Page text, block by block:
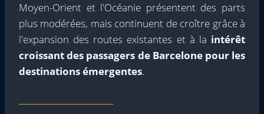
Moyen-Orient et l'Océanie présentent des parts
plus modérées, mais continuent de croître grâce à
l'expansion des routes existantes et à la intérêt
croissant des passagers de Barcelone pour les
destinations émergentes.